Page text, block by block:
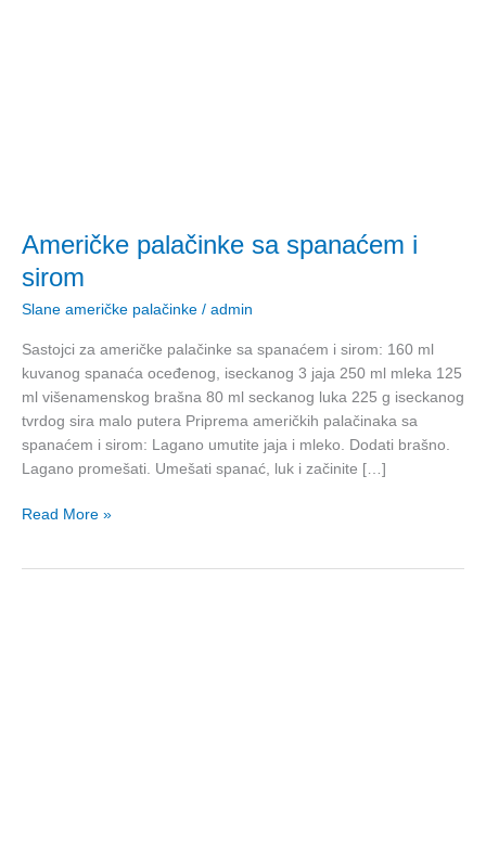
Američke palačinke sa spanaćem i
sirom
Slane američke palačinke / admin
Sastojci za američke palačinke sa spanaćem i sirom: 160 ml
kuvanog spanaća oceđenog, iseckanog 3 jaja 250 ml mleka 125
ml višenamenskog brašna 80 ml seckanog luka 225 g iseckanog
tvrdog sira malo putera Priprema američkih palačinaka sa
spanaćem i sirom: Lagano umutite jaja i mleko. Dodati brašno.
Lagano promešati. Umešati spanać, luk i začinite […]
Read More »